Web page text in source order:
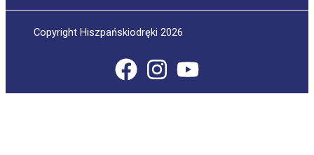
Copyright Hiszpańskiodręki 2026